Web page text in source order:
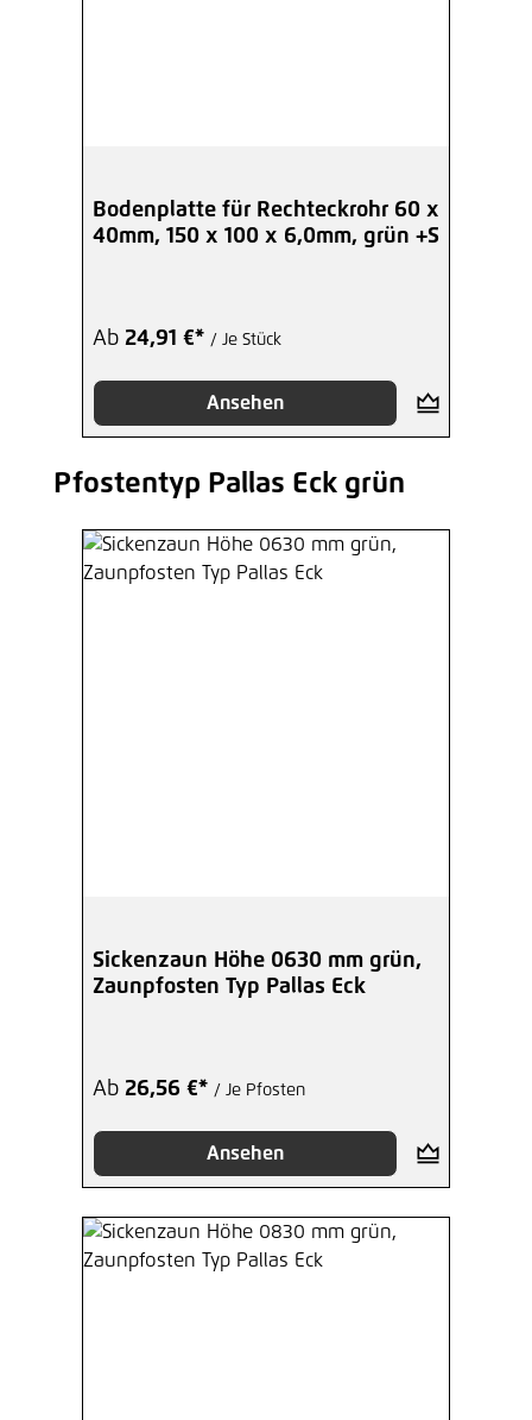
Bodenplatte für Rechteckrohr 60 x
40mm, 150 x 100 x 6,0mm, grün +S
Ab 24,91 €* / Je Stück
Ansehen
Produktgalerie überspringen
Pfostentyp Pallas Eck grün
Sickenzaun Höhe 0630 mm grün,
Zaunpfosten Typ Pallas Eck
Ab 26,56 €* / Je Pfosten
Ansehen